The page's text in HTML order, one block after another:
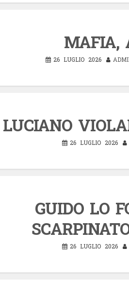
MAFIA,
26 LUGLIO 2026
LUCIANO
26 LUGLIO 2026
GUIDO LO
26 LUGLIO 2026